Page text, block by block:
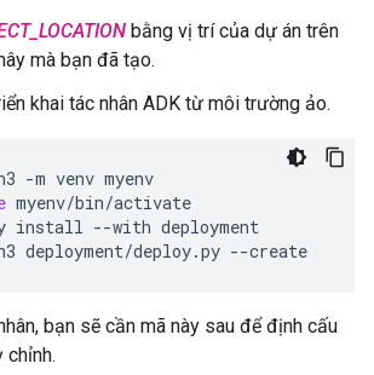
bằng vị trí của dự án trên
mà bạn đã tạo.
khai tác nhân ADK từ môi trường ảo.
-m venv myenv
myenv/bin/activate
install --with deployment
deployment/deploy.py --create
bạn sẽ cần mã này sau để định cấu
chỉnh.